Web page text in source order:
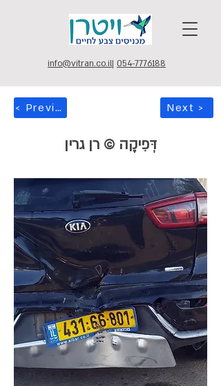
info@vitran.co.il| 054-7776188
< Previous Next >
דְּפִיקָה © רן גרין